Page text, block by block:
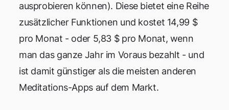
ausprobieren können). Diese bietet eine Reihe
zusätzlicher Funktionen und kostet 14,99 $
pro Monat - oder 5,83 $ pro Monat, wenn
man das ganze Jahr im Voraus bezahlt - und
ist damit günstiger als die meisten anderen
Meditations-Apps auf dem Markt.